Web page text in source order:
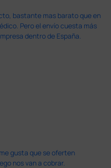
bastante mas barato que en
Pero el envío cuesta más
dentro de España.
gusta que se oferten
nos van a cobrar.